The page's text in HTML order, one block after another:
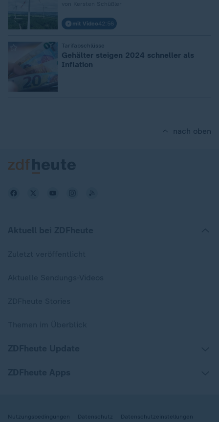
mit Video42:56
Tarifabschlüsse
Gehälter steigen 2024 schneller als
Inflation
nach oben
Nutzungsbedingungen Datenschutz Datenschutzeinstellungen